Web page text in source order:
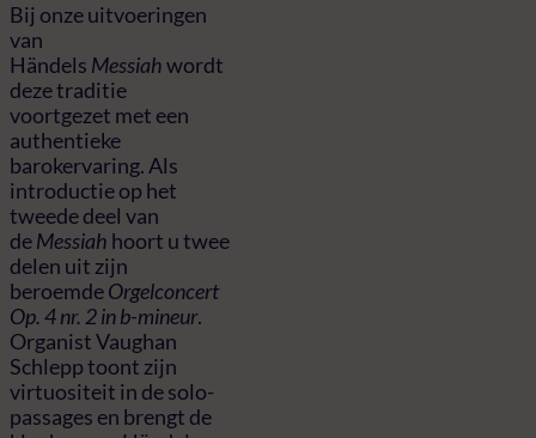
Bij onze uitvoeringen
van
Händels Messiahwordt
deze traditie
voortgezet met een
authentieke
barokervaring. Als
introductie op het
tweede deel van
deMessiah hoort u twee
delen uit zijn
beroemdeOrgelconcert
Op. 4 nr. 2 in b-mineur.
Organist Vaughan
Schlepp toont zijn
virtuositeit in de solo-
passages en brengt de